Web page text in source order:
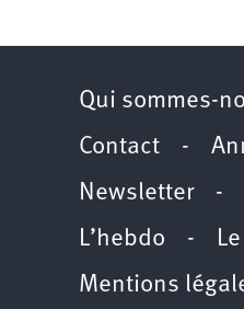
Qui sommes-
Contact -
Newsletter-
L’hebdo -
Mentions